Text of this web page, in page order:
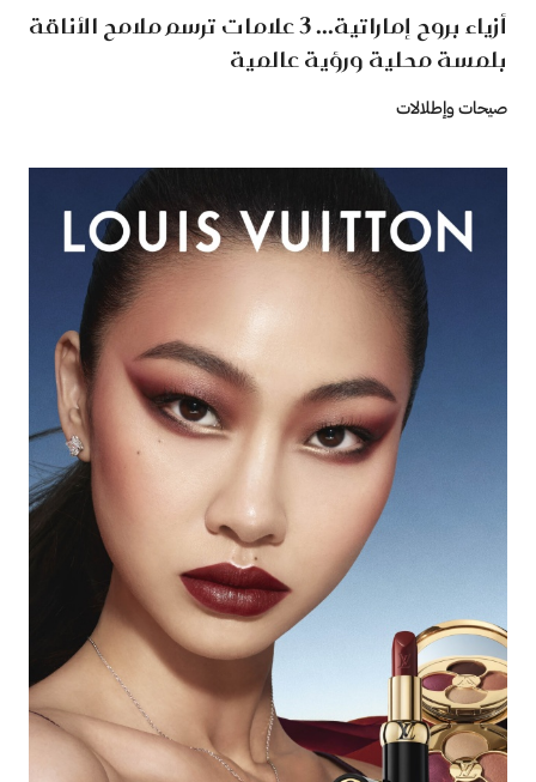
أزياء بروح إماراتية... 3 علامات ترسم ملامح الأناقة
بلمسة محلية ورؤية عالمية
صيحات وإطلالات